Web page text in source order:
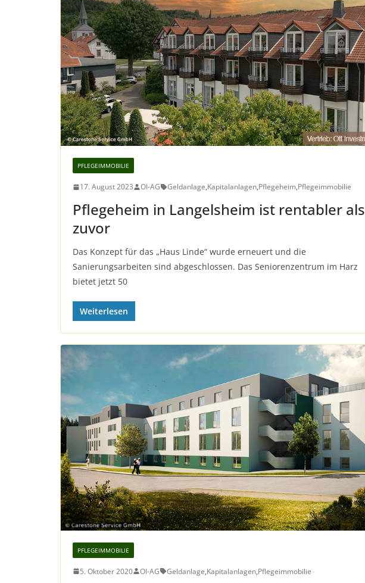
PFLEGEIMMOBILIE
17. August 2023 OI-AG Geldanlage,Kapitalanlagen,Pflegeheim,Pflegeimmobilie
Pflegeheim in Langelsheim ist rentabler als
zuvor
Das Konzept für das „Haus Linde“ wurde erneuert und die
Sanierungsarbeiten sind abgeschlossen. Das Seniorenzentrum im Harz
bietet jetzt 50
Weiterlesen
PFLEGEIMMOBILIE
5. Oktober 2020 OI-AG Geldanlage,Kapitalanlagen,Pflegeimmobilie